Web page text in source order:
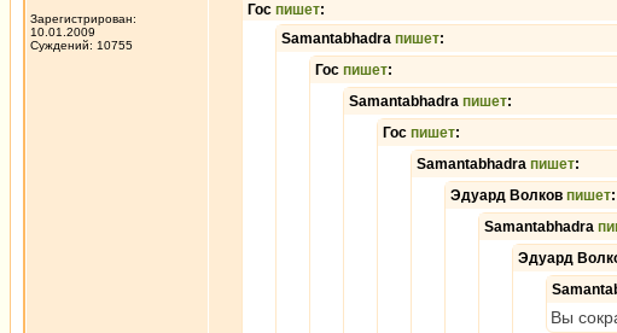
Зарегистрирован:
10.01.2009
Суждений: 10755
Гос пишет:
Samantabhadra пишет:
Гос пишет:
Samantabhadra пишет:
Гос пишет:
Samantabhadra пишет:
Эдуард Волков пишет:
Samantabhadra
Эдуард
Вы